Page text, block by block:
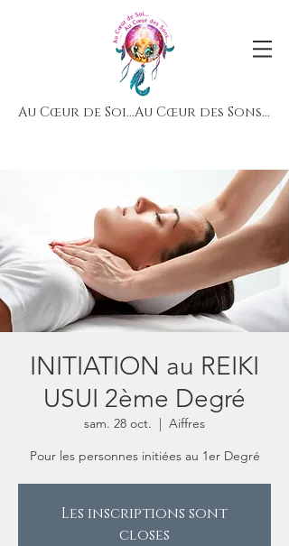
Au Cœur de Soi...Au Cœur des Sons...
INITIATION au REIKI
USUI 2ème Degré
sam. 28 oct.
  |
Aiffres
Pour les personnes initiées au 1er Degré
Les inscriptions sont
closes